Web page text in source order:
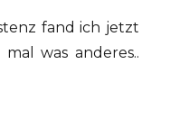
fand ich jetzt
was anderes..